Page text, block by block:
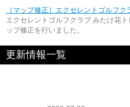
［マップ修正］エクセレントゴルフ
エクセレントゴルフクラブ みたけ花
ップ修正を行いました。
更新情報一覧